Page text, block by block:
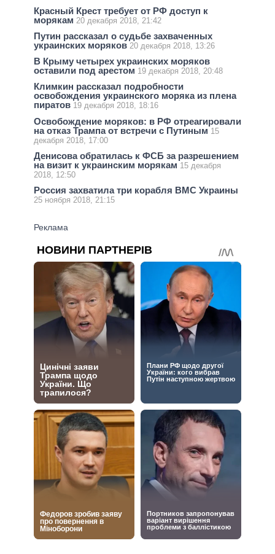
Красный Крест требует от РФ доступ к
морякам 20 декабря 2018, 21:42
Путин рассказал о судьбе захваченных
украинских моряков 20 декабря 2018, 13:26
В Крыму четырех украинских моряков
оставили под арестом 19 декабря 2018, 20:48
Климкин рассказал подробности
освобождения украинского моряка из плена
пиратов 19 декабря 2018, 18:16
Освобождение моряков: в РФ отреагировали
на отказ Трампа от встречи с Путиным 15
декабря 2018, 17:00
Денисова обратилась к ФСБ за разрешением
на визит к украинским морякам 15 декабря
2018, 12:50
Россия захватила три корабля ВМС Украины
25 ноября 2018, 21:15